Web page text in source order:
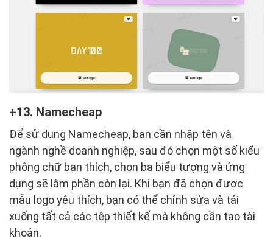
13. Namecheap
Để sử dụng Namecheap, bạn cần nhập tên và
ngành nghề doanh nghiệp, sau đó chọn một số kiểu
phông chữ bạn thích, chọn ba biểu tượng và ứng
dụng sẽ làm phần còn lại. Khi bạn đã chọn được
mẫu logo yêu thích, bạn có thể chỉnh sửa và tải
xuống tất cả các tệp thiết kế mà không cần tạo tài
khoản.